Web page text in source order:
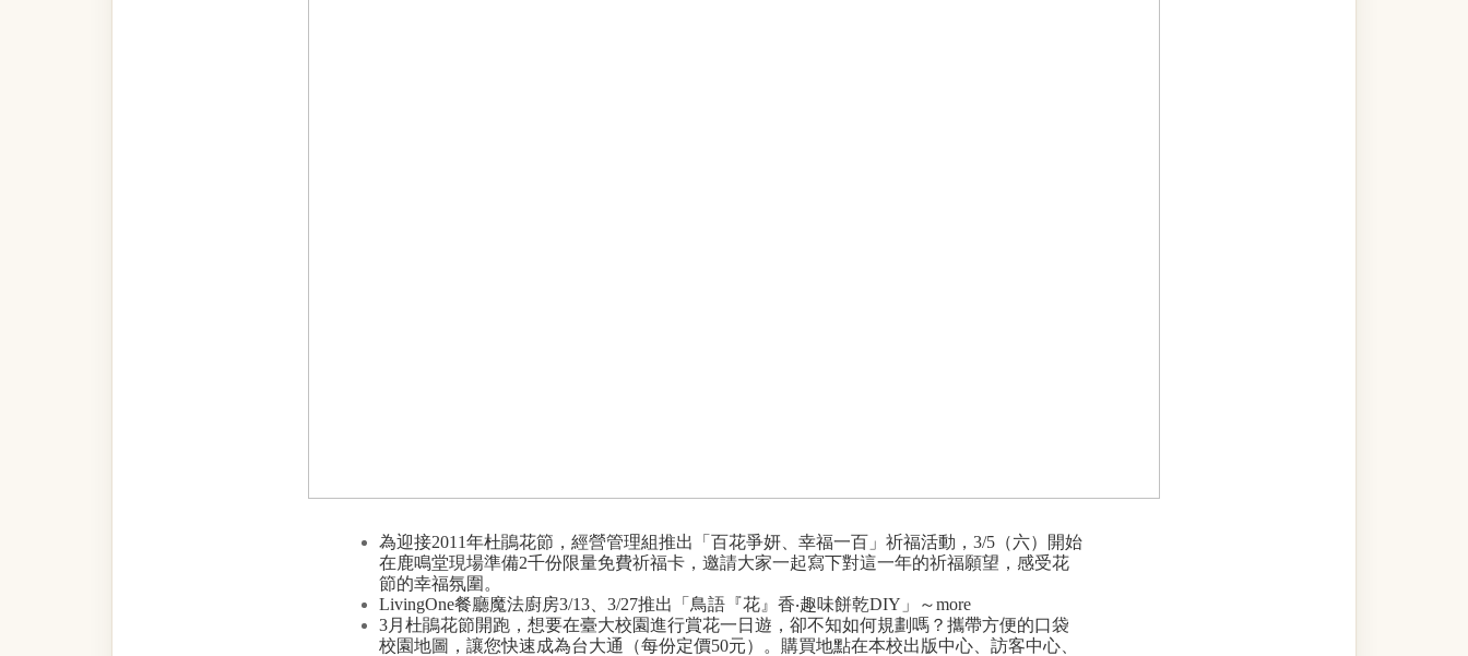
為迎接2011年杜鵑花節，經營管理組推出「 百花爭妍、幸福一百」 祈福活動， 3/5（六）
開始
在鹿鳴堂現場準備2千份限量免費祈福卡，邀請大家一起寫下對這一年的祈福願望，感受花
節的幸福氛圍。
LivingOne餐廳魔法廚房3/13 3/27推出「鳥語『花』香‧趣味餅乾DIY 」～more
3月杜鵑花節開跑，想要在臺大校園進行賞花一日遊，卻不知如何規劃嗎？攜帶方便的口袋
校園地圖，讓您快速成為台大通（每份定價50元）。購買地點在本校出版中心、訪客中心、